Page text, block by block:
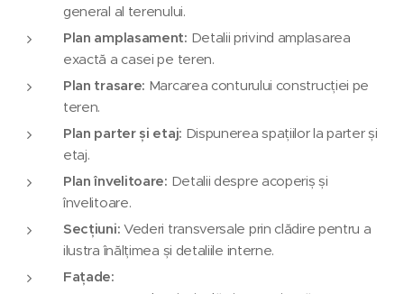
general al terenului.
Plan amplasament: Detalii privind amplasarea
exactă a casei pe teren.
Plan trasare: Marcarea conturului construcției pe
teren.
Plan parter și etaj: Dispunerea spațiilor la parter și
etaj.
Plan învelitoare: Detalii despre acoperiș și
învelitoare.
Secțiuni: Vederi transversale prin clădire pentru a
ilustra înălțimea și detaliile interne.
Fațade: